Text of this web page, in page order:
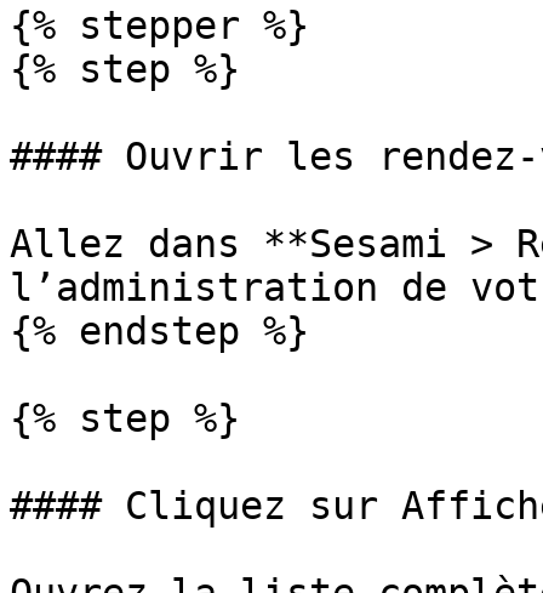
{% stepper %}
{% step %}
#### Ouvrir les
Allez dans **Sesami >
l’administration de
{% endstep %}
{% step %}
#### Cliquez sur